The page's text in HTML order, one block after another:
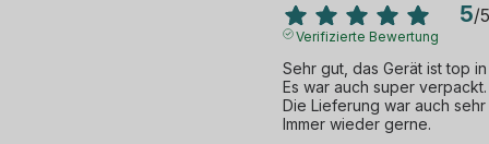
5/5
Verifizierte Bewertung
Sehr gut, das Gerät ist top
Es war auch super verpackt.
Die Lieferung war auch sehr
Immer wieder gerne.